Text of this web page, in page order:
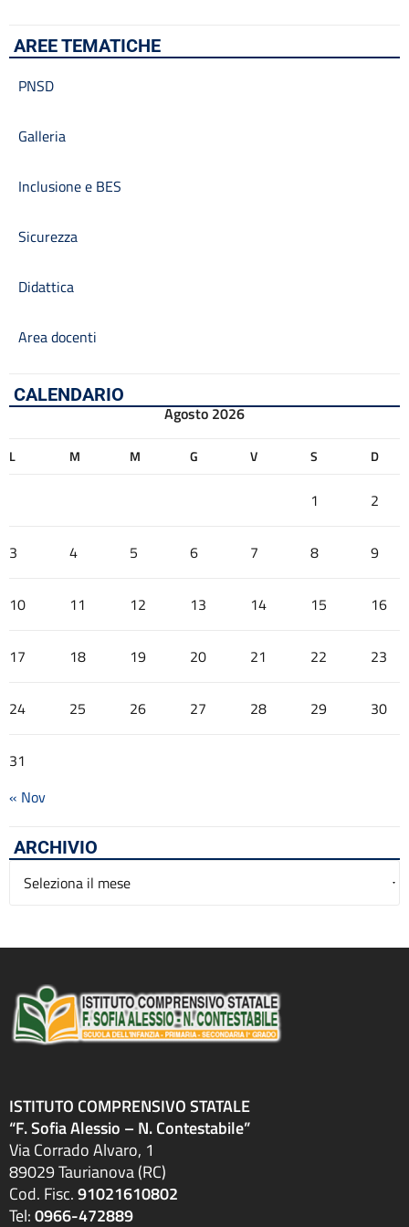
AREE TEMATICHE
PNSD
Galleria
Inclusione e BES
Sicurezza
Didattica
Area docenti
CALENDARIO
Agosto 2026
L M M G V S D
1 2
3 4 5 6 7 8 9
10 11 12 13 14 15 16
17 18 19 20 21 22 23
24 25 26 27 28 29 30
31
« Nov
ARCHIVIO
Archivio
ISTITUTO COMPRENSIVO STATALE
“F. Sofia Alessio – N. Contestabile”
Via Corrado Alvaro, 1
89029 Taurianova (RC)
Cod. Fisc.91021610802
Tel:0966-472889